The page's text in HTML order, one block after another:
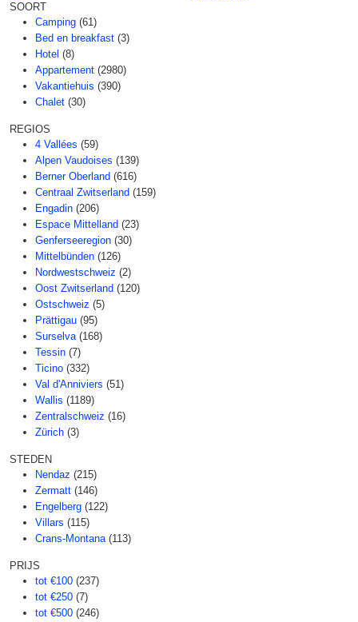
SOORT
Camping (61)
Bed en breakfast (3)
Hotel (8)
Appartement (2980)
Vakantiehuis (390)
Chalet (30)
REGIOS
4 Vallées (59)
Alpen Vaudoises (139)
Berner Oberland (616)
Centraal Zwitserland (159)
Engadin (206)
Espace Mittelland (23)
Genferseeregion (30)
Mittelbünden (126)
Nordwestschweiz (2)
Oost Zwitserland (120)
Ostschweiz (5)
Prättigau (95)
Surselva (168)
Tessin (7)
Ticino (332)
Val d'Anniviers (51)
Wallis (1189)
Zentralschweiz (16)
Zürich (3)
STEDEN
Nendaz (215)
Zermatt (146)
Engelberg (122)
Villars (115)
Crans-Montana (113)
PRIJS
tot €100 (237)
tot €250 (7)
tot €500 (246)